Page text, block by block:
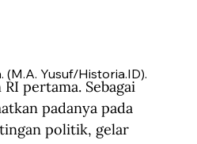
Yusuf/Historia.ID).
pertama. Sebagai
padanya pada
politik, gelar